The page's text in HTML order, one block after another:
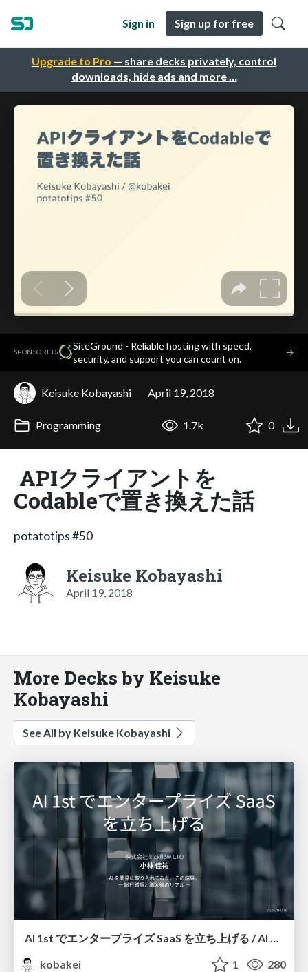
Upgrade to Pro — share decks privately, control
downloads, hide ads and more …
Sign in Sign up for free
SPONSORED·
SiteGround - Reliable hosting with speed,
security, and support you can count on.
→
Keisuke Kobayashi April 19, 2018
Programming 1.7k 0
APIクライアントを
Codableで置き換えた話
potatotips #50
Keisuke Kobayashi
April 19, 2018
More Decks by Keisuke
Kobayashi
See All by Keisuke Kobayashi
AI 1st でエンタープライズ SaaS を立ち上げる / AI 1st Enterprise SaaS
kobakei
1 280